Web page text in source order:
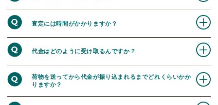
査定には時間がかかりますか？
代金はどのように受け取るんですか？
荷物を送ってから代金が振り込まれるまでどれくらいかか
りますか？